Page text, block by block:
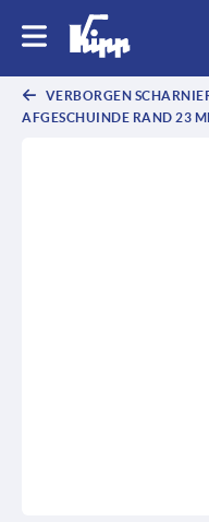
VERBORGEN
AFGESCHUINDE RAND 23